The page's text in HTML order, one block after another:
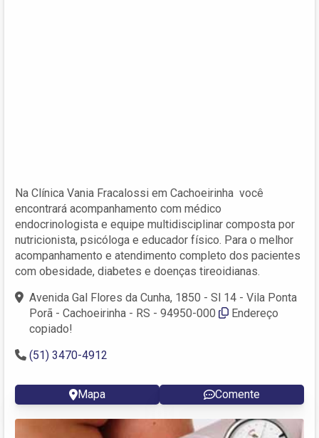
Na Clínica Vania Fracalossi em Cachoeirinha você
encontrará acompanhamento com médico
endocrinologista e equipe multidisciplinar composta por
nutricionista, psicóloga e educador físico. Para o melhor
acompanhamento e atendimento completo dos pacientes
com obesidade, diabetes e doenças tireoidianas.
Avenida Gal Flores da Cunha, 1850 - Sl 14 - Vila Ponta
Porã - Cachoeirinha - RS - 94950-000
Endereço
copiado!
(51) 3470-4912
Mapa Comente